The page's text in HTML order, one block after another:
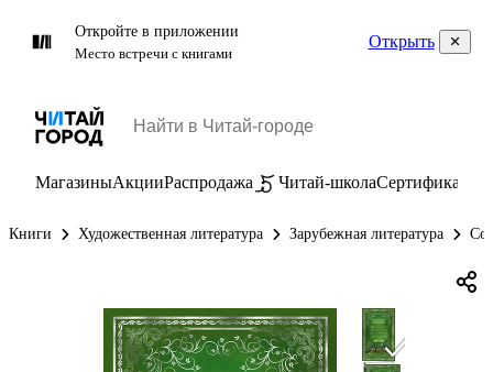
Откройте в приложении
Место встречи с книгами
Открыть
МагазиныАкцииРаспродажа Читай-школаСертификаты
Книги Художественная литература Зарубежная литература